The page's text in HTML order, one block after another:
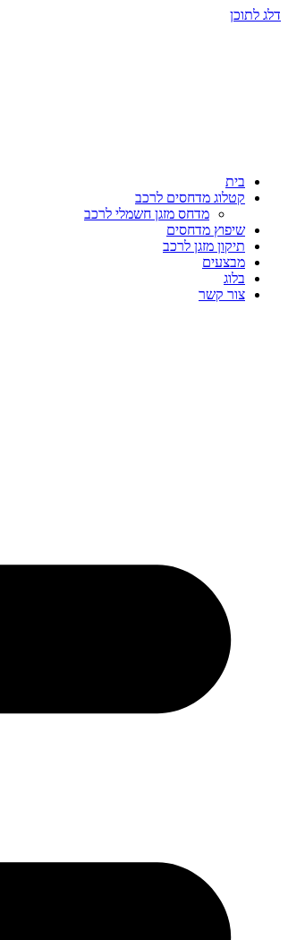
דלג לתוכן
בית
קטלוג מדחסים לרכב
מדחס מזגן חשמלי לרכב
שיפוץ מדחסים
תיקון מזגן לרכב
מבצעים
בלוג
צור קשר